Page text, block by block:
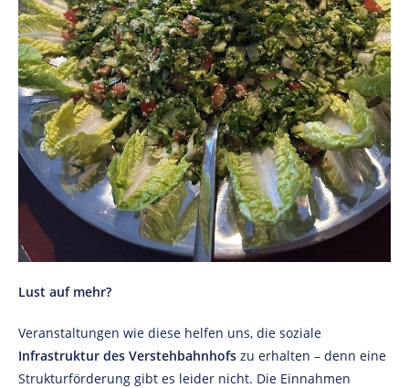
Lust auf mehr?
Veranstaltungen wie diese helfen uns, die soziale
Infrastruktur des Verstehbahnhofs zu erhalten – denn eine
Strukturförderung gibt es leider nicht. Die Einnahmen